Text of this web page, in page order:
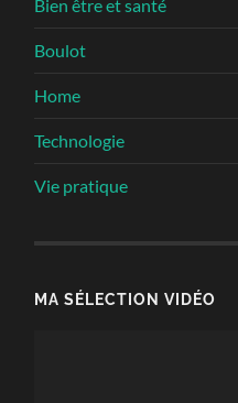
Bien être et santé
Boulot
Home
Technologie
Vie pratique
MA SÉLECTION VIDÉO